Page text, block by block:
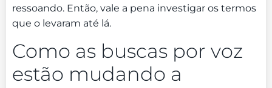
ressoando. Então, vale a pena investigar os termos
que o levaram até lá.
Como as buscas por voz
estão mudando a